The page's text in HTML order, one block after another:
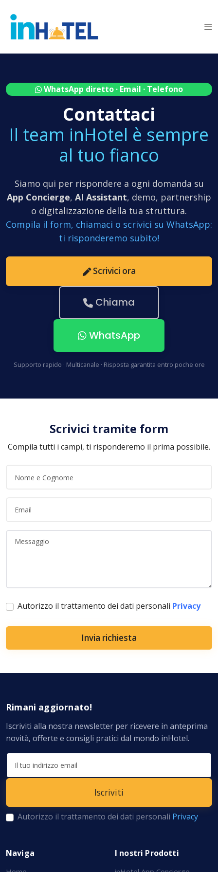
WhatsApp diretto · Email · Telefono
Contattaci
Il team inHotel è sempre
al tuo fianco
Siamo qui per rispondere a ogni domanda su
App Concierge, AI Assistant, demo, partnership
o digitalizzazione della tua struttura.
Compila il form, chiamaci o scrivici su WhatsApp:
ti risponderemo subito!
Scrivici ora
Chiama
WhatsApp
Supporto rapido · Multicanale · Risposta garantita entro poche ore
Scrivici tramite form
Compila tutti i campi, ti risponderemo il prima possibile.
Autorizzo il trattamento dei dati personali Privacy
Invia richiesta
Rimani aggiornato!
Iscriviti alla nostra newsletter per ricevere in anteprima
novità, offerte e consigli pratici dal mondo inHotel.
Autorizzo il trattamento dei dati personali Privacy
Naviga I nostri Prodotti